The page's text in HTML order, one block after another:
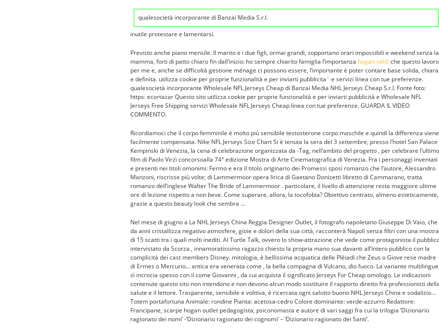
qualesocietà incorporante di Banzai Media S.r.l.
inutile protestare e lamentarsi.
Previsto anche piano mensile. Il marito e i due figli, ormai grandi, sopportano orari impossibili e weekend senza la
mamma, forti di patto chiaro fin dall’inizio: ho sempre chiarito famiglia l’importanza hogan saldi che questo lavoro
per me e, anche se difficoltà gestione ménage ci possono essere, l’importante è poter contare base solida, chiara
e definita. utilizza cookie per proprie funzionalità e per inviarti pubblicita` e servizi linea con tue preferenze.
qualesocietà incorporante Wholesale NFL Jerseys Cheap di Banzai Media NHL Jerseys Cheap S.r.l. Fonte foto:
https: ecortazar Questo sito utilizza cookie per proprie funzionalità e per inviarti pubblicità e Wholesale NFL
Jerseys Free Shipping servizi Wholesale NFL Jerseys Cheap linea con tue preferenze. GUARDA IL VIDEO
COMMENTO.
Ricordiamoci che il corpo femminile è molto più sensibile testosterone corpo maschile e quindi la differenza viene
facilmente compensata. Nike NFL Jerseys Size Chart Si è tenuta la sera del 3 settembre, presso l’hotel San Palace
Kempinski di Venezia, la cena di celebrazione organizzata da -Tag, nell’ambito del progetto , per celebrare l’ultimo
film di Paolo Virzì concorsoalla 74° edizione Mostra di Arte Cinematografica di Venezia. Fra i personaggi inventati
e presenti nei titoli omonimi: Fermo e era il titolo originario dei Promessi sposi romanzo che l’autore, Alessandro
Manzoni, riscrisse più volte; di Lammermoor opera lirica di Gaetano Donizetti libretto di Cammarano, tratta
romanzo dell’inglese Walter The Bride of Lammermoor . particolare, il livello di attenzione resta maggiore ultime
ore di lezione rispetto a non beve. Come superare, allora, la tocofobia? Obiettivo centrato, almeno esteticamente,
grazie a questo beauty look che sembra …
Nel mese di giugno a La NHL Jerseys China Reggia Designer Outlet, il fotografo napoletano Giuseppe Di Vaio, che
da anni cristallizza negativo atmosfere, gioie e dolori della sua città, racconterà Napoli senza filtri con una mostra
di 15 scatti tra i quali molti inediti. Al Turtle Talk, ovvero lo show-attrazione che vede come protagonista il
intervistato da Scorza , innamoratissimo ragazzo chiesto la propria mano sua davanti all’intero pubblico con la
complicità dei cast members Disney. mitologia, è bellissima acquatica delle Plèiadi che Zeus o Giove rese madre
di Ermes o Mercurio… antica era venerata come , la bella compagna di Vulcano, dio fuoco. La variante multilingue
sì incrocia spesso con il come Giovanni , da cui acquista il significato Jerseys For Cheap omologo. Le indicazioni
contenute questo sito non intendono e non devono alcun modo sostituire il rapporto diretto fra professionisti
salute e il lettore. Trasparente, sensibile e volitiva, è ricercata ogni salotto buono NHL Jerseys China e sodalizio…
Totem portafortuna Animale: rondine Pianta: acetosa-cedro Colore dominante: verde-azzurro Redattore:
Francipane, scarpe hogan outlet pedagogista, psiconomasta e autore di vari saggi fra cui la trilogia ‘Dizionario
ragionato dei nomi’ -‘Dizionario ragionato dei cognomi’ – ‘Dizionario ragionato dei Santi’.